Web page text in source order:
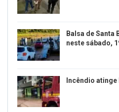
Balsa de Santa
neste sábado,
Incêndio atinge